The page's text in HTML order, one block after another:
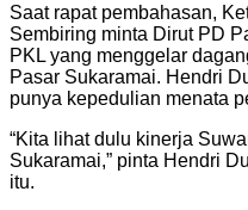
Saat rapat pembahasan,
Sembiring minta Dirut PD
PKL yang menggelar
Pasar Sukaramai. Hendri
punya kepedulian menata
“Kita lihat dulu kinerja
Sukaramai,” pinta Hendri
itu.